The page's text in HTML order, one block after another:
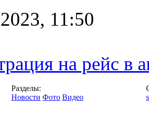
11:50
на рейс в
Разделы:
Новости Фото Видео